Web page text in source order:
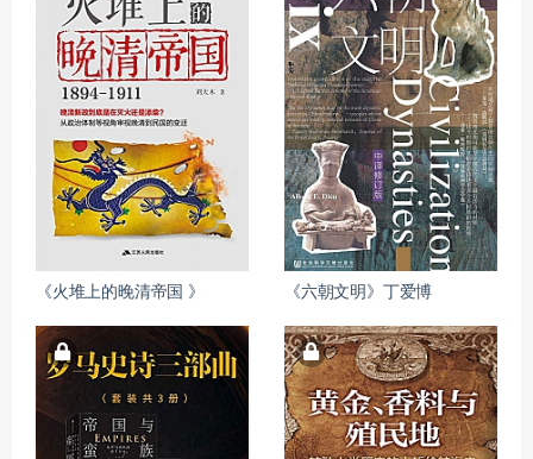
《火堆上的晚清帝国 》 《六朝文明》丁爱博